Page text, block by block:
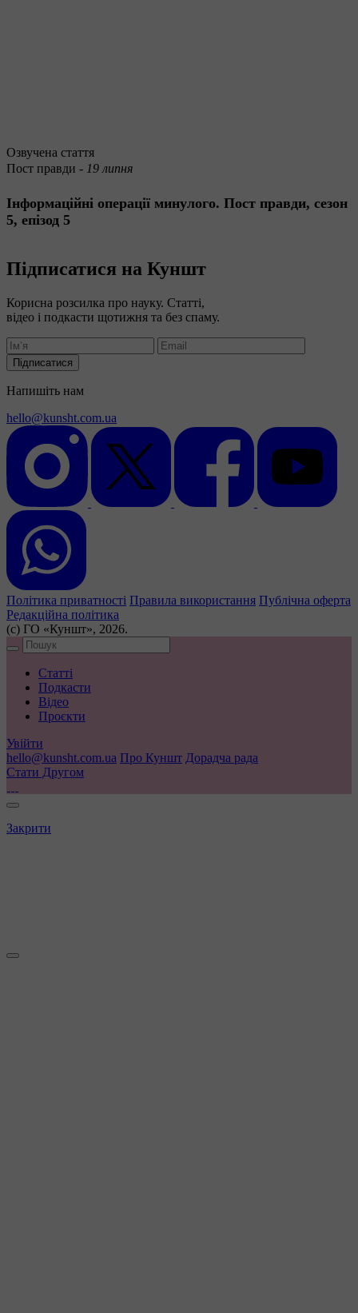
Озвучена стаття
Пост правди - 19 липня
Інформаційні операції минулого. Пост правди, сезон
5, епізод 5
Підписатися на Куншт
Корисна розсилка про науку. Статті,
відео і подкасти щотижня та без спаму.
Підписатися
Напишіть нам
hello@kunsht.com.ua
Політика приватності Правила використання Публічна оферта
Редакційна політика
(с) ГО «Куншт», 2026.
Статті
Подкасти
Відео
Проєкти
Увійти
hello@kunsht.com.ua Про Куншт Дорадча рада
Стати Другом
Закрити